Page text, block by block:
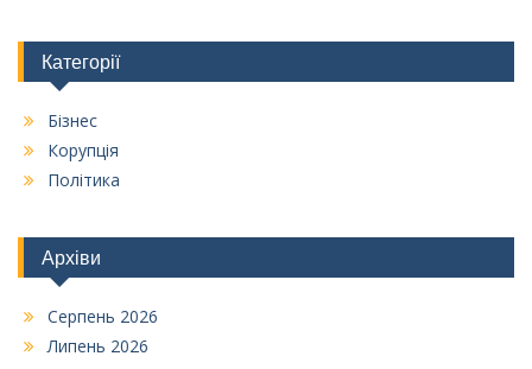
Категорії
Бізнес
Корупція
Політика
Архіви
Серпень 2026
Липень 2026